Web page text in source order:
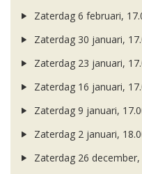
Zaterdag 6 februari,
Zaterdag 30 januari,
Zaterdag 23 januari,
Zaterdag 16 januari,
Zaterdag 9 januari,
Zaterdag 2 januari,
Zaterdag 26